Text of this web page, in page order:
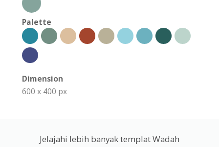
Palette
Dimension
600 x 400 px
Jelajahi lebih banyak templat Wadah